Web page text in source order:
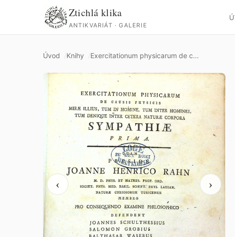
Ztichlá klika
ANTIKVARIÁT · GALERIE
Úvod Knihy Exercitationum physicarum de c...
‹ ›